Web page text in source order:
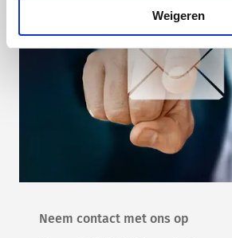
Weigeren
Neem contact met ons op